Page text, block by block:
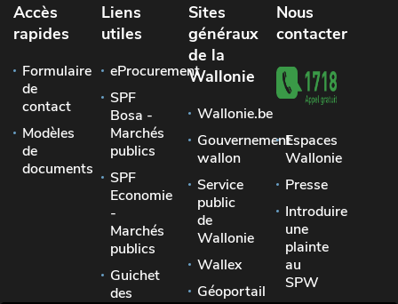
Accès
rapides
Formulaire
de
contact
Modèles
de
documents
Liens
utiles
eProcurement
SPF
Bosa -
Marchés
publics
SPF
Economie
-
Marchés
publics
Guichet
des
Sites
généraux
de la
Wallonie
Wallonie.be
Gouvernement
wallon
Service
public
de
Wallonie
Wallex
Géoportail
Nous
contacter
Espaces
Wallonie
Presse
Introduire
une
plainte
au
SPW